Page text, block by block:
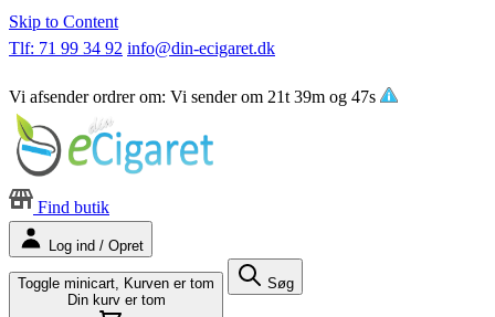
Skip to Content
Tlf: 71 99 34 92 info@din-ecigaret.dk
Vi afsender ordrer om: Vi sender om 21t 39m og 47s
Find butik
Log ind / Opret
Toggle minicart, Kurven er tom
Din kurv er tom
Søg